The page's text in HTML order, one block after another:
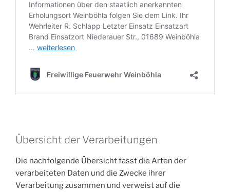
Übersicht der Verarbeitungen
Die nachfolgende Übersicht fasst die Arten der
verarbeiteten Daten und die Zwecke ihrer
Verarbeitung zusammen und verweist auf die